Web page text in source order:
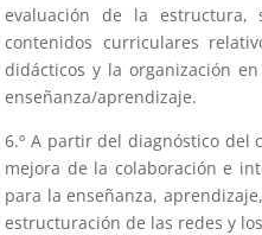
evaluación de la estructura,
contenidos curriculares
didácticos y la organización
enseñanza/aprendizaje.
6.º A partir del diagnóstico del
mejora de la colaboración e
para la enseñanza,
estructuración de las redes y